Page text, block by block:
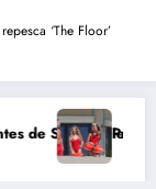
‘The Floor’
All Stars 3
Prime Video